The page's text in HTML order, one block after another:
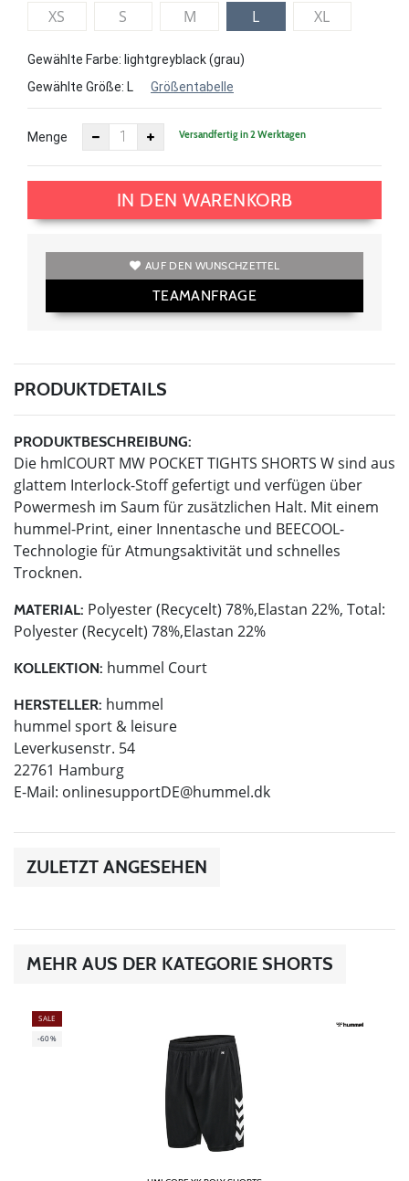
XS S M L XL
Gewählte Farbe: lightgreyblack (grau)
Gewählte Größe: L Größentabelle
Menge Versandfertig in 2 Werktagen
IN DEN WARENKORB
AUF DEN WUNSCHZETTEL
TEAMANFRAGE
PRODUKTDETAILS
PRODUKTBESCHREIBUNG:
Die hmlCOURT MW POCKET TIGHTS SHORTS W sind aus
glattem Interlock-Stoff gefertigt und verfügen über
Powermesh im Saum für zusätzlichen Halt. Mit einem
hummel-Print, einer Innentasche und BEECOOL-
Technologie für Atmungsaktivität und schnelles
Trocknen.
MATERIAL: Polyester (Recycelt) 78%,Elastan 22%, Total:
Polyester (Recycelt) 78%,Elastan 22%
KOLLEKTION: hummel Court
HERSTELLER: hummel
hummel sport & leisure
Leverkusenstr. 54
22761 Hamburg
E-Mail: onlinesupportDE@hummel.dk
ZULETZT ANGESEHEN
MEHR AUS DER KATEGORIE SHORTS
SALE
-60%